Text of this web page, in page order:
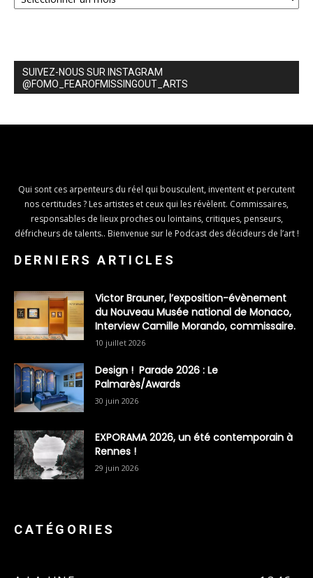
SUIVEZ-NOUS SUR INSTAGRAM
@FOMO_FEAROFMISSINGOUT_ARTS
Qui sont ces arpenteurs du réel qui bousculent, inventent et percutent
nos certitudes ? Les artistes et ceux qui les révèlent. Commissaires,
responsables de lieux proches ou lointains, critiques, penseurs,
défricheurs de talents.. Bienvenue sur le Podcast des décideurs de l’art !
DERNIERS ARTICLES
Victor Brauner, l’exposition-évènement
du Nouveau Musée national de Monaco,
Interview Camille Morando, commissaire.
10 juillet 2026
Design ! Parade 2026 : Le
Palmarès/Awards
30 juin 2026
EXPORAMA 2026, un été contemporain à
Rennes !
29 juin 2026
CATÉGORIES